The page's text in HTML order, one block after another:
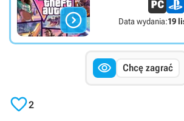
 Data wydania:19
 Chcę zagrać
2